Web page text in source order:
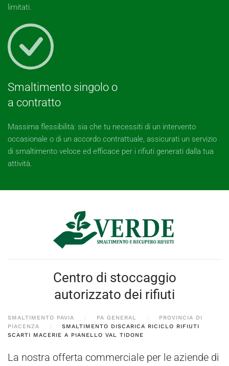
limitati.
Smaltimento singolo o
a contratto
Massima flessibilità: sia che tu necessiti di un intervento
occasionale o di un accordo contrattuale, assicurati un servizio
di smaltimento veloce ed efficace per i rifiuti generati dalla tua
attività.
Centro di stoccaggio
autorizzato dei rifiuti
SMALTIMENTO PAVIA PA GENERAL
PROVINCIA DI
PIACENZA
SMALTIMENTO DISCARICA RICICLO RIFIUTI
SCARTI MACERIE A PIANELLO VAL TIDONE
La nostra offerta commerciale per le aziende di